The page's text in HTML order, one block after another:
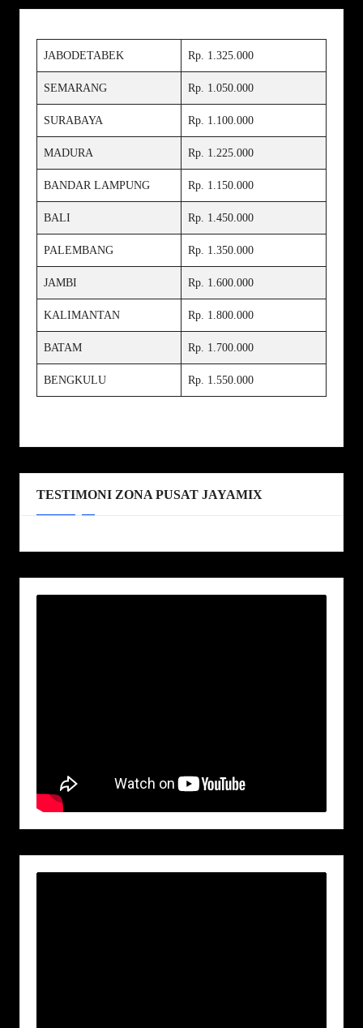
JABODETABEK Rp. 1.325.000
SEMARANG Rp. 1.050.000
SURABAYA Rp. 1.100.000
MADURA Rp. 1.225.000
BANDAR LAMPUNG Rp. 1.150.000
BALI Rp. 1.450.000
PALEMBANG Rp. 1.350.000
JAMBI Rp. 1.600.000
KALIMANTAN Rp. 1.800.000
BATAM Rp. 1.700.000
BENGKULU Rp. 1.550.000
TESTIMONI ZONA PUSAT JAYAMIX